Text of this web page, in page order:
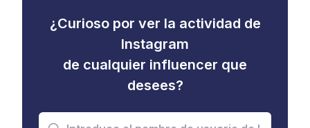
¿Curioso por ver la actividad de
Instagram
de cualquier influencer que
desees?